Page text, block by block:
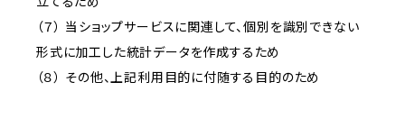
（７） 当ショップサービスに関連して、個別を識別できない
形式に加工した統計データを作成するため
（８） その他、上記利用目的に付随する目的のため